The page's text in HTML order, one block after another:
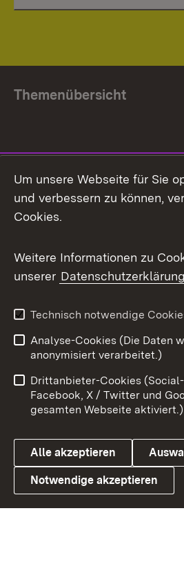
Themenübersicht
Facebook
X / Twitter
Youtube
Link zum Landesportal
Impressum
Barrierefreiheit
Cookies
Um unsere Webseite für Sie
und verbessern zu können,
Cookies.
Weitere Informationen zu
unserer Datenschutzerklärung
Technisch notwendige
Analyse-Cookies (Die Daten
anonymisiert verarbeitet.)
Drittanbieter-Cookies
Facebook, X / Twitter und
gesamten Webseite aktiviert.)
Alle akzeptieren
Notwendige akzeptieren